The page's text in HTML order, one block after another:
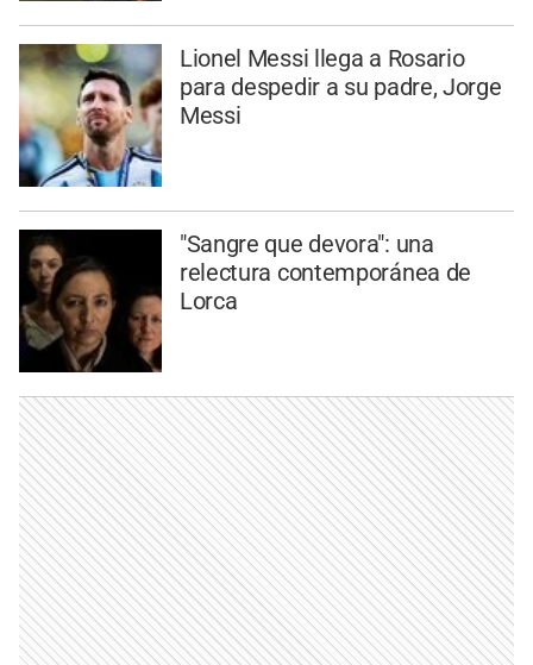
Lionel Messi llega a Rosario
para despedir a su padre, Jorge
Messi
"Sangre que devora": una
relectura contemporánea de
Lorca